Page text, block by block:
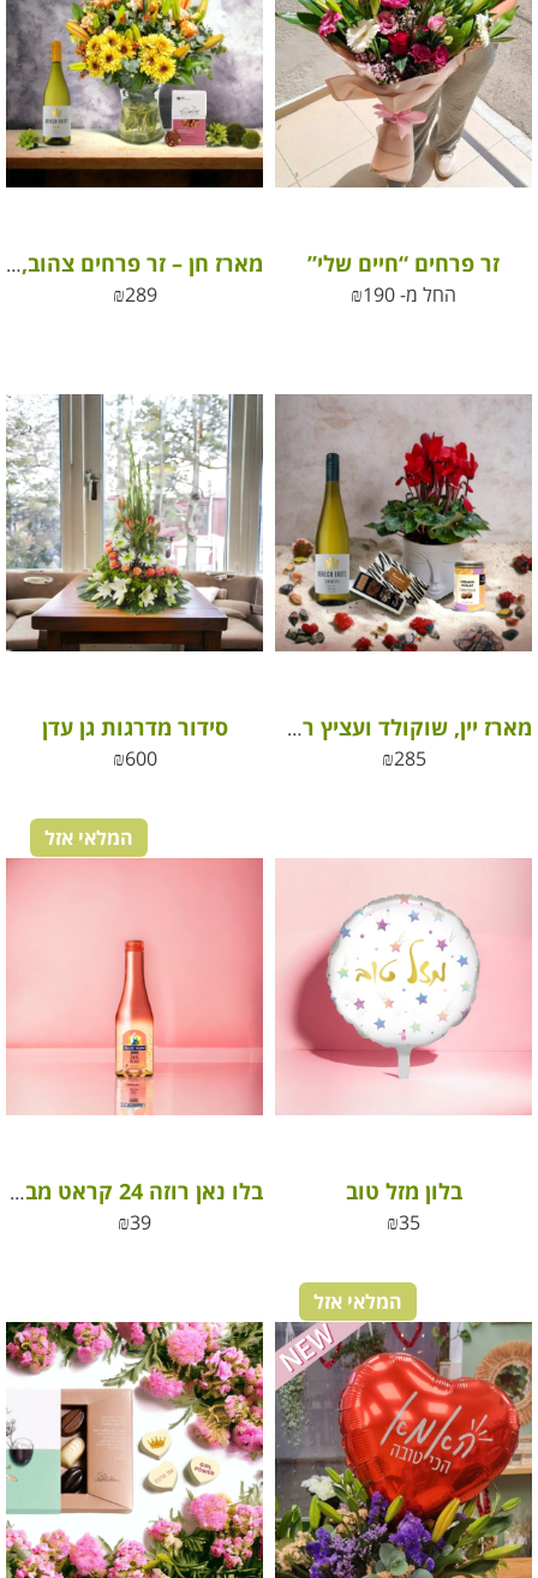
זר פרחים “חיים שלי”
החל מ- ₪190
מארז חן – זר פרחים צהוב, פרלינים ויין לבן
₪289
מארז יין, שוקולד ועציץ רקפת בכלי קרמיקה לילך
₪285
סידור מדרגות גן עדן
₪600
בלון מזל טוב
₪35
המלאי אזל
בלו נאן רוזה 24 קראט מבעבע – Blue Nun Rosé 24K
₪39
המלאי אזל